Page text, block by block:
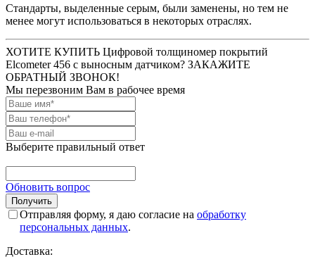
Стандарты, выделенные серым, были заменены, но тем не
менее могут использоваться в некоторых отраслях.
ХОТИТЕ КУПИТЬ Цифровой толщиномер покрытий
Elcometer 456 с выносным датчиком? ЗАКАЖИТЕ
ОБРАТНЫЙ ЗВОНОК!
Мы перезвоним Вам в рабочее время
Выберите правильный ответ
Обновить вопрос
Отправляя форму, я даю согласие на обработку
персональных данных.
Доставка: